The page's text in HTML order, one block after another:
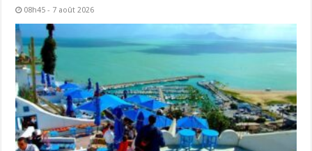
08h45 - 7 août 2026